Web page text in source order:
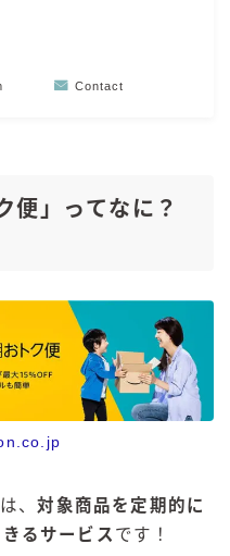
Contact
便」ってなに？
、対象商品を定期的に
るサービス です！